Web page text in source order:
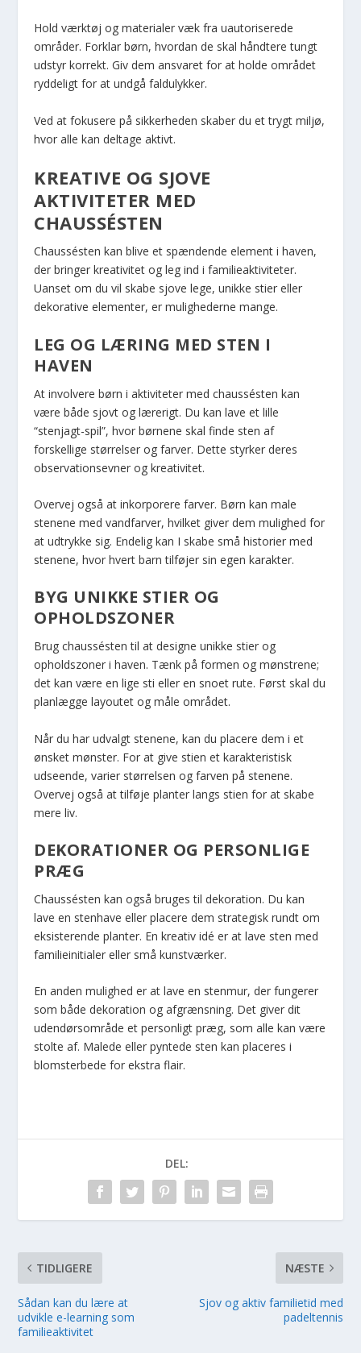
Hold værktøj og materialer væk fra uautoriserede
områder. Forklar børn, hvordan de skal håndtere tungt
udstyr korrekt. Giv dem ansvaret for at holde området
ryddeligt for at undgå faldulykker.
Ved at fokusere på sikkerheden skaber du et trygt miljø,
hvor alle kan deltage aktivt.
KREATIVE OG SJOVE
AKTIVITETER MED
CHAUSSÉSTEN
Chaussésten kan blive et spændende element i haven,
der bringer kreativitet og leg ind i familieaktiviteter.
Uanset om du vil skabe sjove lege, unikke stier eller
dekorative elementer, er mulighederne mange.
LEG OG LÆRING MED STEN I
HAVEN
At involvere børn i aktiviteter med chaussésten kan
være både sjovt og lærerigt. Du kan lave et lille
“stenjagt-spil”, hvor børnene skal finde sten af
forskellige størrelser og farver. Dette styrker deres
observationsevner og kreativitet.
Overvej også at inkorporere farver. Børn kan male
stenene med vandfarver, hvilket giver dem mulighed for
at udtrykke sig. Endelig kan I skabe små historier med
stenene, hvor hvert barn tilføjer sin egen karakter.
BYG UNIKKE STIER OG
OPHOLDSZONER
Brug chaussésten til at designe unikke stier og
opholdszoner i haven. Tænk på formen og mønstrene;
det kan være en lige sti eller en snoet rute. Først skal du
planlægge layoutet og måle området.
Når du har udvalgt stenene, kan du placere dem i et
ønsket mønster. For at give stien et karakteristisk
udseende, varier størrelsen og farven på stenene.
Overvej også at tilføje planter langs stien for at skabe
mere liv.
DEKORATIONER OG PERSONLIGE
PRÆG
Chaussésten kan også bruges til dekoration. Du kan
lave en stenhave eller placere dem strategisk rundt om
eksisterende planter. En kreativ idé er at lave sten med
familieinitialer eller små kunstværker.
En anden mulighed er at lave en stenmur, der fungerer
som både dekoration og afgrænsning. Det giver dit
udendørsområde et personligt præg, som alle kan være
stolte af. Malede eller pyntede sten kan placeres i
blomsterbede for ekstra flair.
DEL:
TIDLIGERE
Sådan kan du lære at
udvikle e-learning som
familieaktivitet
NÆSTE
Sjov og aktiv familietid med
padeltennis